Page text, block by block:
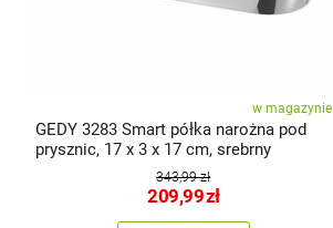
w magazynie
GEDY 3283 Smart półka narożna pod
prysznic, 17 x 3 x 17 cm, srebrny
343,99 zł
209,99zł